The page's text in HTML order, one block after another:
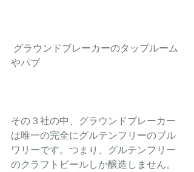
やパブ
その３社の中、
グラウンドブレーカー
は唯一の完全にグルテンフリーのブル
ワリーです。つまり、グルテンフリー
のクラフトビールしか醸造しません。